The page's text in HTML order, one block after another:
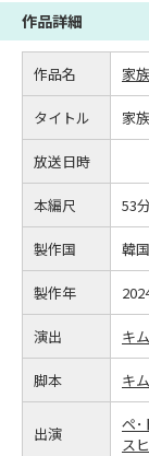
作品詳細
作品名 家
タイトル 家
放送日時
本編尺 53
製作国 韓国
製作年
演出 キ
脚本 キ
出演 ペ･
ス